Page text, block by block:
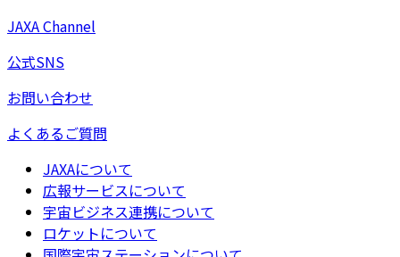
JAXA Channel
公式SNS
お問い合わせ
よくあるご質問
JAXAについて
広報サービスについて
宇宙ビジネス連携について
ロケットについて